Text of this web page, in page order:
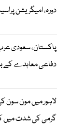
دورہ، امیگریشن
پاکستان، سعودی
دفاعی معاہدے کے
لاہور میں مون سون
گرمی کی شدت میں